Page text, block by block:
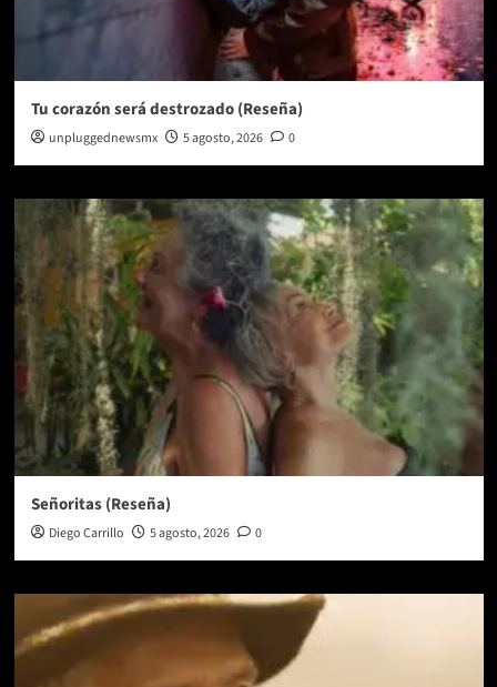
Tu corazón será destrozado (Reseña)
unpluggednewsmx 5 agosto, 2026 0
Señoritas (Reseña)
Diego Carrillo 5 agosto, 2026 0